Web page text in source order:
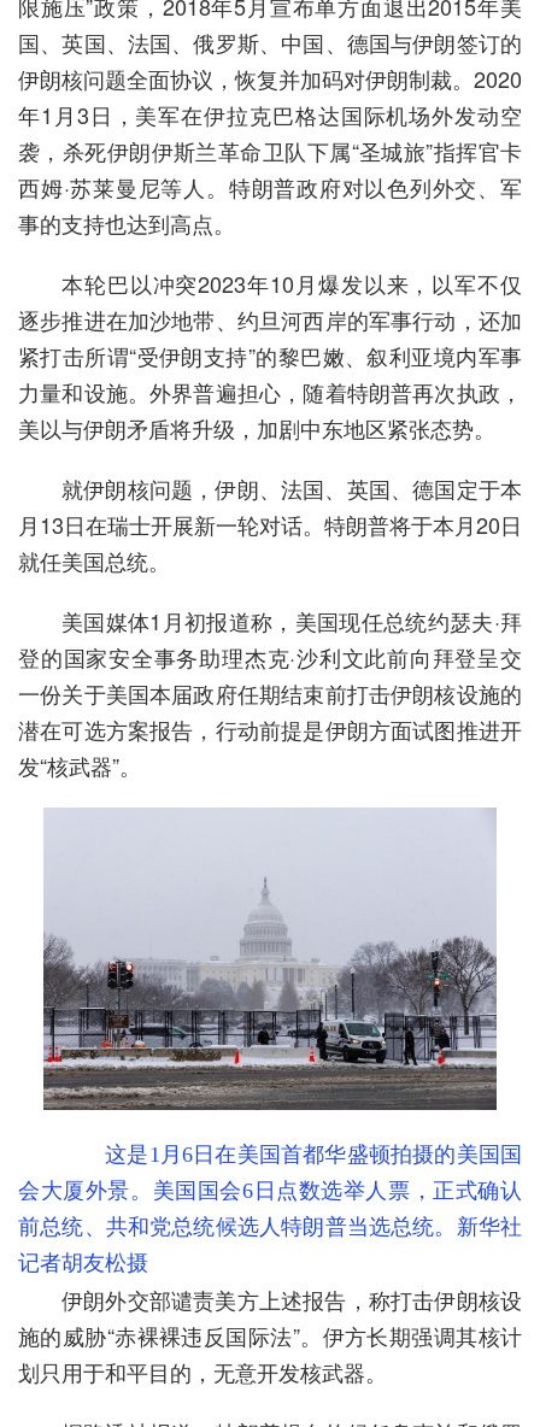
限施压”政策，2018年5月宣布单方面退出2015年美
国、英国、法国、俄罗斯、中国、德国与伊朗签订的
伊朗核问题全面协议，恢复并加码对伊朗制裁。2020
年1月3日，美军在伊拉克巴格达国际机场外发动空
袭，杀死伊朗伊斯兰革命卫队下属“圣城旅”指挥官卡
西姆·苏莱曼尼等人。特朗普政府对以色列外交、军
事的支持也达到高点。
本轮巴以冲突2023年10月爆发以来，以军不仅
逐步推进在加沙地带、约旦河西岸的军事行动，还加
紧打击所谓“受伊朗支持”的黎巴嫩、叙利亚境内军事
力量和设施。外界普遍担心，随着特朗普再次执政，
美以与伊朗矛盾将升级，加剧中东地区紧张态势。
就伊朗核问题，伊朗、法国、英国、德国定于本
月13日在瑞士开展新一轮对话。特朗普将于本月20日
就任美国总统。
美国媒体1月初报道称，美国现任总统约瑟夫·拜
登的国家安全事务助理杰克·沙利文此前向拜登呈交
一份关于美国本届政府任期结束前打击伊朗核设施的
潜在可选方案报告，行动前提是伊朗方面试图推进开
发“核武器”。
这是1月6日在美国首都华盛顿拍摄的美国国
会大厦外景。美国国会6日点数选举人票，正式确认
前总统、共和党总统候选人特朗普当选总统。新华社
记者胡友松摄
伊朗外交部谴责美方上述报告，称打击伊朗核设
施的威胁“赤裸裸违反国际法”。伊方长期强调其核计
划只用于和平目的，无意开发核武器。